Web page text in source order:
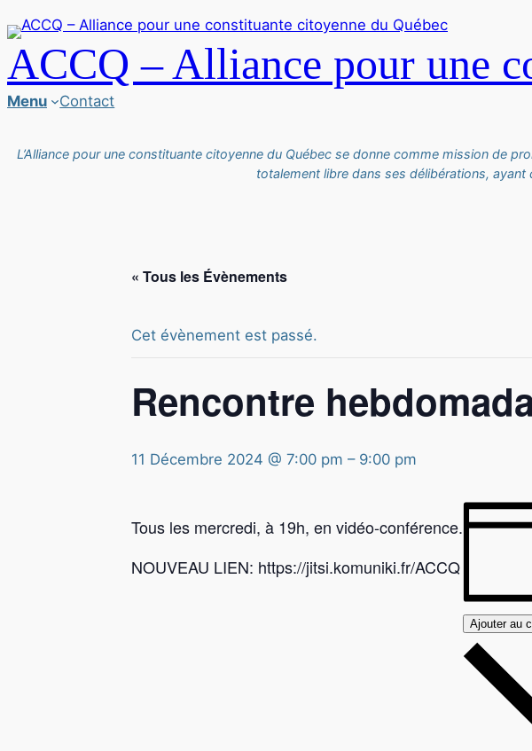
ACCQ – Alliance pour une
Menu Contact
L’Alliance pour une constituante citoyenne du Québec se donne comme mission de
totalement libre dans ses délibérations, ayant
« Tous les Évènements
Cet évènement est passé.
Rencontre
11 Décembre 2024 @ 7:00 pm – 9:00 pm
Tous les mercredi, à 19h, en vidéo-conférence.
NOUVEAU LIEN: https://jitsi.komuniki.fr/ACCQ
Ajouter au